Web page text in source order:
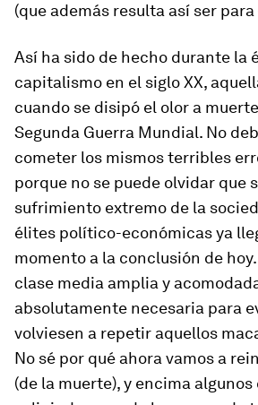
(que además resulta así ser
Así ha sido de hecho durante la
capitalismo en el siglo XX,
cuando se disipó el olor a
Segunda Guerra Mundial. No
cometer los mismos terribles
porque no se puede olvidar que
sufrimiento extremo de la
élites político-económicas ya
momento a la conclusión de hoy.
clase media amplia y
absolutamente necesaria para
volviesen a repetir aquellos
No sé por qué ahora vamos a
(de la muerte), y encima